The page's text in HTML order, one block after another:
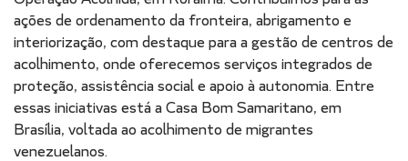
ações de ordenamento da fronteira, abrigamento e
interiorização, com destaque para a gestão de centros de
acolhimento, onde oferecemos serviços integrados de
proteção, assistência social e apoio à autonomia. Entre
essas iniciativas está a Casa Bom Samaritano, em
Brasília, voltada ao acolhimento de migrantes
venezuelanos.